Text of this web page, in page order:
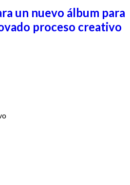
un nuevo álbum para
proceso creativo